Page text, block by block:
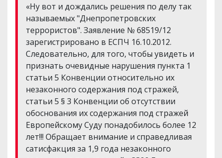
«Ну вот и дождались решения по делу так
называемых "Днепропетровских
террористов". Заявление № 68519/12
зарегистрировано в ЕСПЧ 16.10.2012.
Следовательно, для того, чтобы увидеть и
признать очевидные нарушения пункта 1
статьи 5 Конвенции относительно их
незаконного содержания под стражей,
статьи 5 § 3 Конвенции об отсутствии
обоснования их содержания под стражей
Европейскому Суду понадобилось более 12
лет!!! Обращает внимание и справедливая
сатисфакция за 1,9 года незаконного